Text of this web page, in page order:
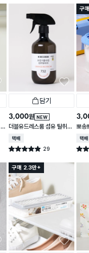
4
담기
NEW
3,000원
더블유드레스룸 섬유 탈취제
500 ml 오렌지 블라썸 향
택배배송
별점 4.9점 29
건 작성
구
뽀송
택배
별점
구매 2.3만+